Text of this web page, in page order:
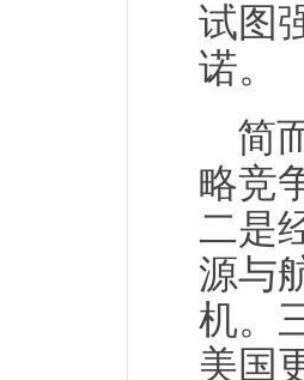
试图
诺。
简
略竞
二是
源与
机。
美国